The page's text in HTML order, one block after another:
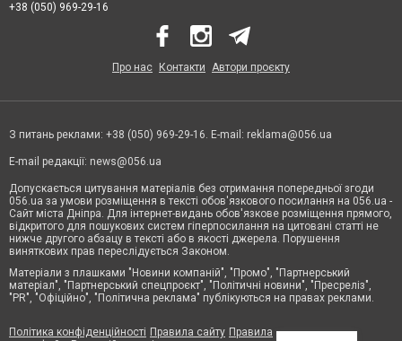
+38 (050) 969-29-16
Про нас Контакти Автори проєкту
З питань реклами: +38 (050) 969-29-16. E-mail: reklama@056.ua
E-mail редакції: news@056.ua
Допускається цитування матеріалів без отримання попередньої згоди
056.ua за умови розміщення в тексті обов'язкового посилання на 056.ua -
Сайт міста Дніпра. Для інтернет-видань обов'язкове розміщення прямого,
відкритого для пошукових систем гіперпосилання на цитовані статті не
нижче другого абзацу в тексті або в якості джерела. Порушення
виняткових прав переслідується Законом.
Матеріали з плашками "Новини компаній", "Промо", "Партнерський
матеріал", "Партнерський спецпроєкт", "Політичні новини", "Пресреліз",
"PR", "Офіційно", "Політична реклама" публікуються на правах реклами.
Політика конфіденційності Правила сайту Правила